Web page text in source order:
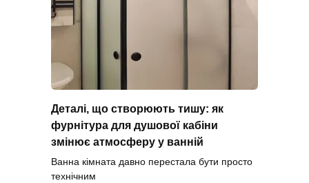
Деталі, що створюють тишу: як
фурнітура для душової кабіни
змінює атмосферу у ванній
Ванна кімната давно перестала бути просто
технічним